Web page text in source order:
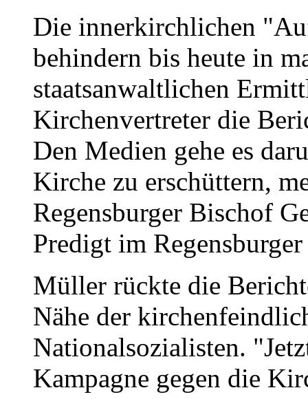
Die innerkirchlichen
behindern bis heute in
staatsanwaltlichen
Kirchenvertreter die
Den Medien gehe es
Kirche zu erschüttern,
Regensburger Bischof
Predigt im
Müller rückte die
Nähe der
Nationalsozialisten.
Kampagne gegen die